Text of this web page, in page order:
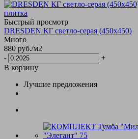
Быстрый просмотр
DRESDEN КГ светло-серая (450х450)
Много
880 руб./м2
-
+
В корзину
Лучшие предложения